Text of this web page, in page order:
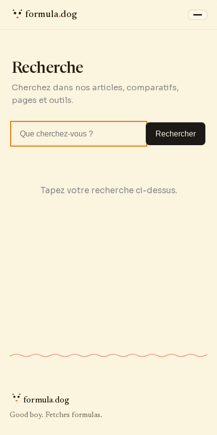
Recherche
Cherchez dans nos articles, comparatifs,
pages et outils.
Rechercher
Tapez votre recherche ci-dessus.
formula.dog
formula.dog
Good boy. Fetches formulas.